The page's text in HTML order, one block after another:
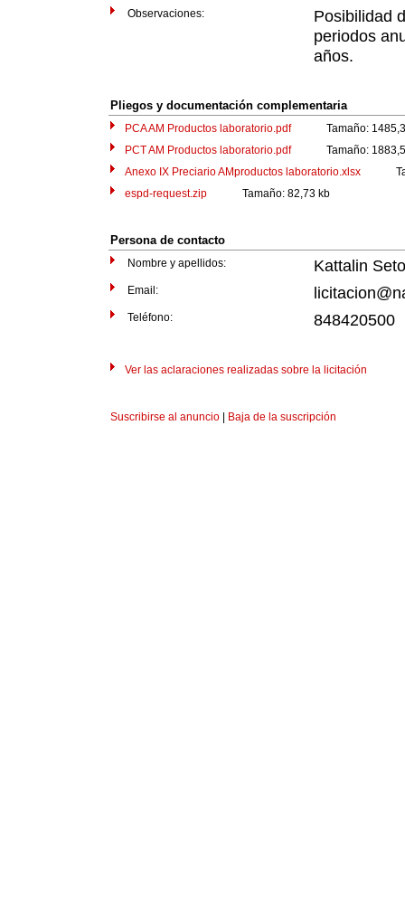
Observaciones:
Posibilidad
periodos
años.
Pliegos y documentación complementaria
PCA AM Productos laboratorio.pdfTamaño:
PCT AM Productos laboratorio.pdfTamaño:
Anexo IX Preciario AMproductos laboratorio.xlsx
espd-request.zip Tamaño: 82,73 kb
Persona de contacto
Nombre y apellidos: Kattalin
Email:
Teléfono: 848420500
Ver las aclaraciones realizadas sobre la licitación
Suscribirse al anuncio Baja de la suscripción